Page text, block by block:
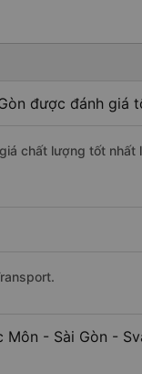
được đánh giá
chất lượng tốt nhất
- Sài Gòn -